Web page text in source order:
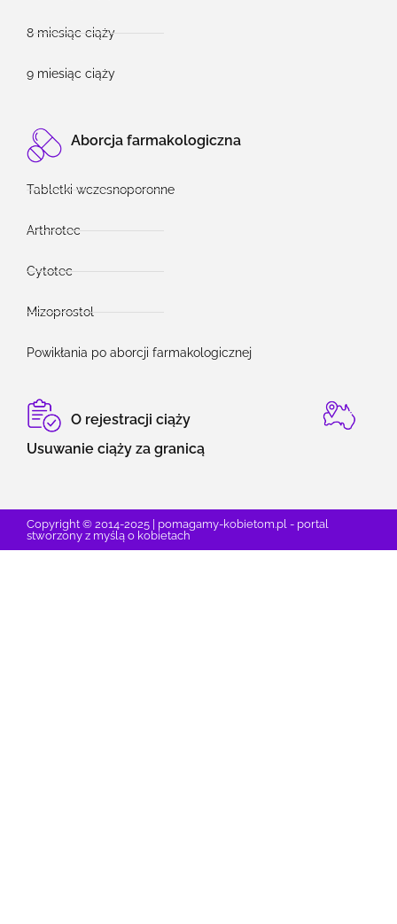
8 miesiąc ciąży
9 miesiąc ciąży
Aborcja farmakologiczna
Tabletki wczesnoporonne
Arthrotec
Cytotec
Mizoprostol
Powikłania po aborcji farmakologicznej
O rejestracji ciąży
Usuwanie ciąży za granicą
Copyright © 2014-2025 | pomagamy-kobietom.pl - portal
stworzony z myślą o kobietach